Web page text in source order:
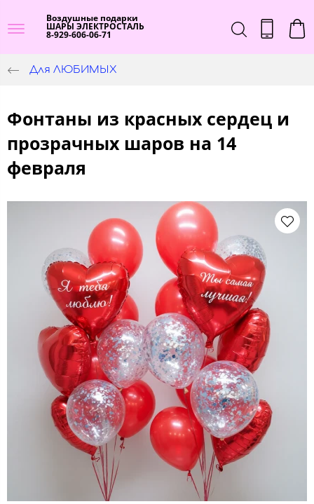
Воздушные подарки
ШАРЫ ЭЛЕКТРОСТАЛЬ
8-929-606-06-71
Для ЛЮБИМЫХ
Фонтаны из красных сердец и
прозрачных шаров на 14
февраля